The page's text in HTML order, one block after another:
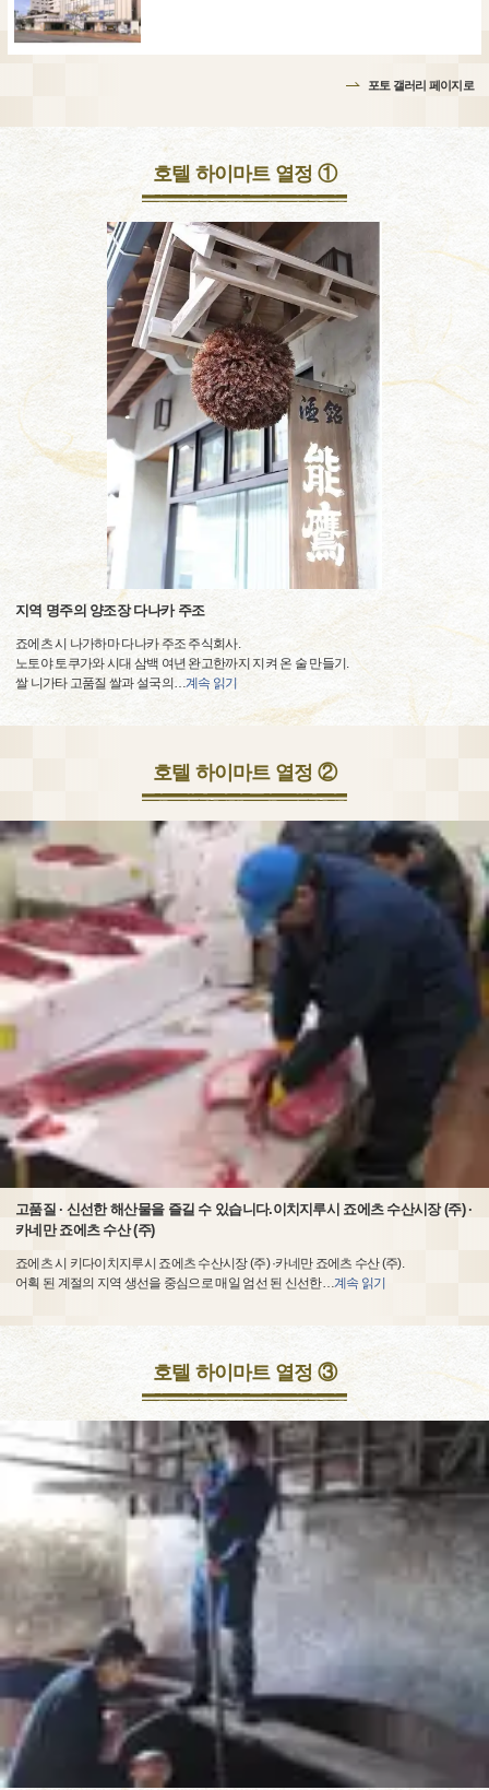
포토 갤러리 페이지로
호텔 하이마트 열정 ①
지역 명주의 양조장 다나카 주조
죠에츠 시 나가하마 다나카 주조 주식회사.
노토야 토쿠가와 시대 삼백 여년 완고한까지 지켜 온 술 만들기.
쌀 니가타 고품질 쌀과 설국의… 계속 읽기
호텔 하이마트 열정 ②
고품질 · 신선한 해산물을 즐길 수 있습니다.이치지루시 죠에츠 수산시장 (주) ·
카네만 죠에츠 수산 (주)
죠에츠 시 키다이치지루시 죠에츠 수산시장 (주) ·카네만 죠에츠 수산 (주).
어획 된 계절의 지역 생선을 중심으로 매일 엄선 된 신선한… 계속 읽기
호텔 하이마트 열정 ③